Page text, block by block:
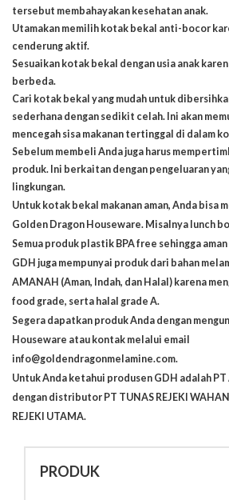
tersebut membahayakan kesehatan anak.
Utamakan memilih kotak bekal anti-bocor
cenderung aktif.
Sesuaikan kotak bekal dengan usia anak
berbeda.
Cari kotak bekal yang mudah untuk
sederhana dengan sedikit celah. Ini akan
mencegah sisa makanan tertinggal di dalam
Sebelum membeli Anda juga harus
produk. Ini berkaitan dengan pengeluaran
lingkungan.
Untuk kotak bekal makanan aman, Anda bisa
Golden Dragon Houseware. Misalnya lunch
Semua produk plastik BPA free sehingga
GDH juga mempunyai produk dari bahan
AMANAH (Aman, Indah, dan Halal) karena
food grade, serta halal grade A.
Segera dapatkan produk Anda dengan
Houseware atau kontak melalui email
info@goldendragonmelamine.com.
Untuk Anda ketahui produsen GDH adalah
dengan distributor PT TUNAS REJEKI
REJEKI UTAMA.
PRODUK